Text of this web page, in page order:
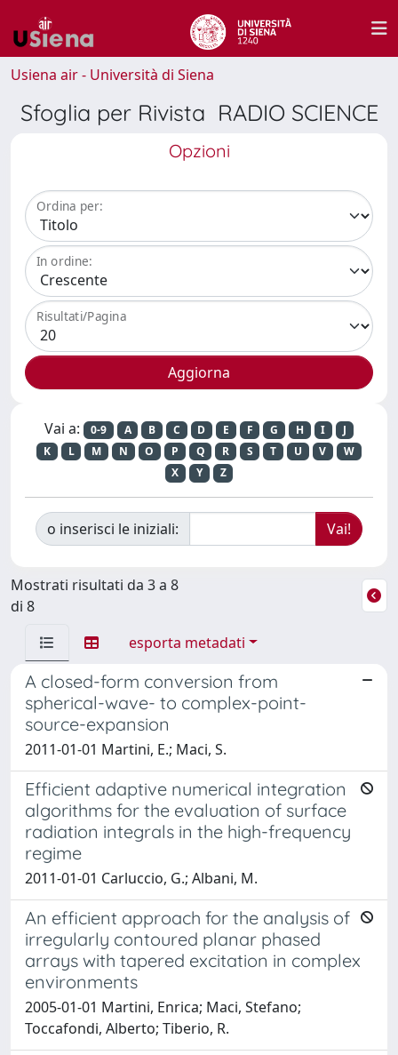
Usiena air - Università di Siena
Sfoglia per Rivista RADIO SCIENCE
Opzioni
Ordina per:
In ordine:
Risultati/Pagina
Vai a: 0-9 A B C D E F G H I
J
K
L M N O P Q R S T U V
W
X
Y Z
o inserisci le iniziali:
Mostrati risultati da 3 a 8
di 8
esporta metadati
A closed-form conversion from
spherical-wave- to complex-point-
source-expansion
2011-01-01 Martini, E.; Maci, S.
Efficient adaptive numerical integration
algorithms for the evaluation of surface
radiation integrals in the high-frequency
regime
2011-01-01 Carluccio, G.; Albani, M.
An efficient approach for the analysis of
irregularly contoured planar phased
arrays with tapered excitation in complex
environments
2005-01-01 Martini, Enrica; Maci, Stefano;
Toccafondi, Alberto; Tiberio, R.